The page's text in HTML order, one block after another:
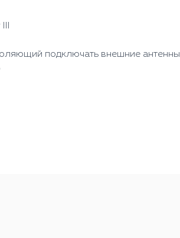
подключать внешние антенны